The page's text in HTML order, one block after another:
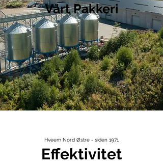
Vårt Pakkeri
Hveem Nord Østre - siden 1971
Effektivitet